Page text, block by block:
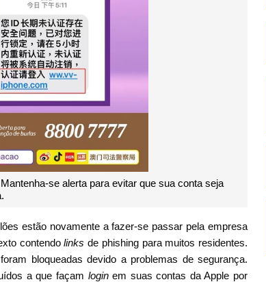
se alerta para evitar que sua conta seja
estão novamente a fazer-se passar pela empresa
contendolinks de phishing para muitos residentes.
bloqueadas devido a problemas de segurança.
a que façam loginem suas contas da Apple por